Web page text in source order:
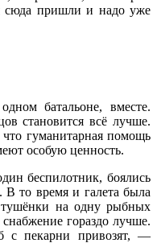
сюда пришли и надо уже
батальоне, вместе.
становится всё лучше.
гуманитарная помощь
особую ценность.
беспилотник, боялись
В то время и галета была
на одну рыбных
гораздо лучше.
с пекарни привозят, —